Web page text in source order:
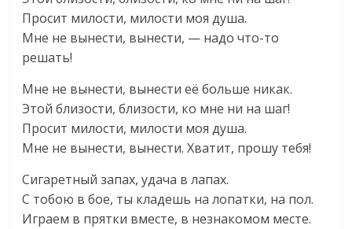
Просит милости, милости моя душа.
Мне не вынести, вынести, — надо что-то
решать!
Мне не вынести, вынести её больше никак.
Этой близости, близости, ко мне ни на шаг!
Просит милости, милости моя душа.
Мне не вынести, вынести. Хватит, прошу тебя!
Сигаретный запах, удача в лапах.
С тобою в бое, ты кладешь на лопатки, на пол.
Играем в прятки вместе, в незнакомом месте.